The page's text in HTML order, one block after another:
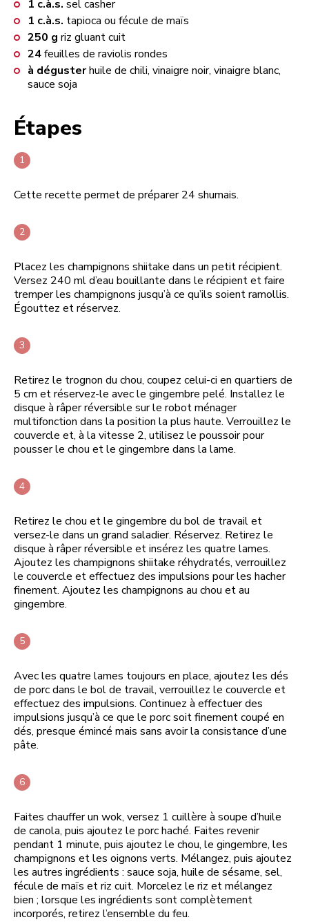
1 c.à.s. sel casher
1 c.à.s. tapioca ou fécule de maïs
250 g riz gluant cuit
24feuilles de raviolis rondes
à dégusterhuile de chili, vinaigre noir, vinaigre blanc,
sauce soja
Étapes
Cette recette permet de préparer 24 shumais.
Placez les champignons shiitake dans un petit récipient.
Versez 240 ml d’eau bouillante dans le récipient et faire
tremper les champignons jusqu’à ce qu’ils soient ramollis.
Égouttez et réservez.
Retirez le trognon du chou, coupez celui-ci en quartiers de
5 cm et réservez-le avec le gingembre pelé. Installez le
disque à râper réversible sur le robot ménager
multifonction dans la position la plus haute. Verrouillez le
couvercle et, à la vitesse 2, utilisez le poussoir pour
pousser le chou et le gingembre dans la lame.
Retirez le chou et le gingembre du bol de travail et
versez-le dans un grand saladier. Réservez. Retirez le
disque à râper réversible et insérez les quatre lames.
Ajoutez les champignons shiitake réhydratés, verrouillez
le couvercle et effectuez des impulsions pour les hacher
finement. Ajoutez les champignons au chou et au
gingembre.
Avec les quatre lames toujours en place, ajoutez les dés
de porc dans le bol de travail, verrouillez le couvercle et
effectuez des impulsions. Continuez à effectuer des
impulsions jusqu’à ce que le porc soit finement coupé en
dés, presque émincé mais sans avoir la consistance d’une
pâte.
Faites chauffer un wok, versez 1 cuillère à soupe d’huile
de canola, puis ajoutez le porc haché. Faites revenir
pendant 1 minute, puis ajoutez le chou, le gingembre, les
champignons et les oignons verts. Mélangez, puis ajoutez
les autres ingrédients : sauce soja, huile de sésame, sel,
fécule de maïs et riz cuit. Morcelez le riz et mélangez
bien ; lorsque les ingrédients sont complètement
incorporés, retirez l’ensemble du feu.